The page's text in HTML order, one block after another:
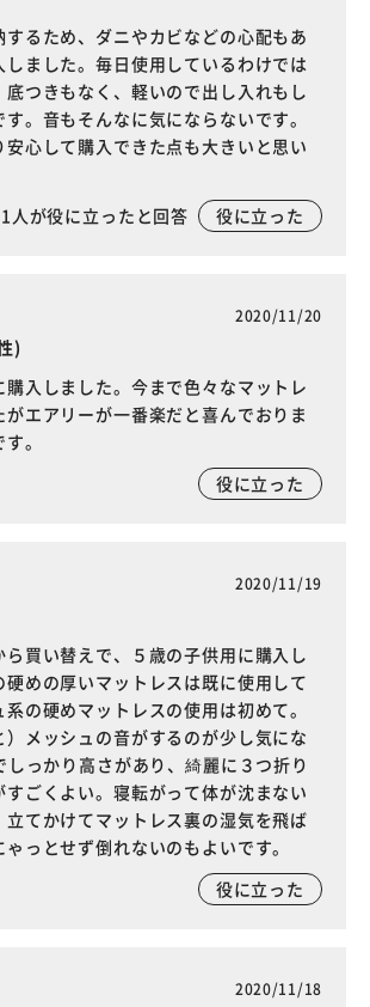
るため、ダニやカビなどの心配もあ
しました。毎日使用しているわけでは
底つきもなく、軽いので出し入れもし
。音もそんなに気にならないです。
心して購入できた点も大きいと思い
1人が役に立ったと回答 役に立った
2020/11/20
)
入しました。今まで色々なマットレ
がエアリーが一番楽だと喜んでおりま
。
役に立った
2020/11/19
買い替えで、５歳の子供用に購入し
硬めの厚いマットレスは既に使用して
の硬めマットレスの使用は初めて。
）メッシュの音がするのが少し気にな
っかり高さがあり、綺麗に３つ折り
すごくよい。寝転がって体が沈まない
立てかけてマットレス裏の湿気を飛ば
っとせず倒れないのもよいです。
役に立った
2020/11/18